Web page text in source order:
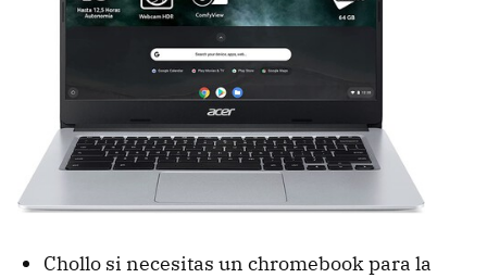
Chollo si necesitas un chromebook para la